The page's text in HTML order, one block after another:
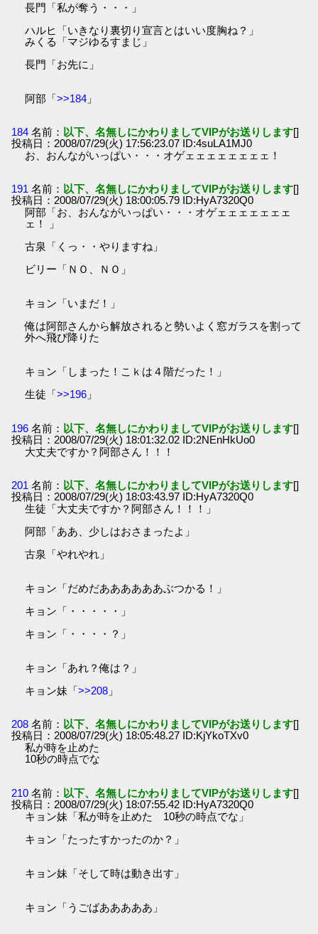
長門「私が奪う・・・」
ハルヒ「いきなり裏切り宣言とはいい度胸ね？」
みくる「マジゆるすまじ」
長門「お先に」
阿部「>>184 」
184 名前： 以下、名無しにかわりましてVIPがお送りします[]
投稿日：2008/07/29(火) 17:56:23.07 ID:4suLA1MJ0
お、おんながいっぱい・・・オゲェェェェェェェェ！
191 名前： 以下、名無しにかわりましてVIPがお送りします[]
投稿日：2008/07/29(火) 18:00:05.79 ID:HyA7320Q0
阿部「お、おんながいっぱい・・・オゲェェェェェェェ
ェ！ 」
古泉「くっ・・やりますね」
ビリー「ＮＯ、ＮＯ」
キョン「いまだ！」
俺は阿部さんから解放されると勢いよく窓ガラスを割って
外へ飛び降りた
キョン「しまった！こｋは４階だった！」
生徒「>>196 」
196 名前： 以下、名無しにかわりましてVIPがお送りします[]
投稿日：2008/07/29(火) 18:01:32.02 ID:2NEnHkUo0
大丈夫ですか？阿部さん！！！
201 名前： 以下、名無しにかわりましてVIPがお送りします[]
投稿日：2008/07/29(火) 18:03:43.97 ID:HyA7320Q0
生徒「大丈夫ですか？阿部さん！！！」
阿部「ああ、少しはおさまったよ」
古泉「やれやれ」
キョン「だめだああああああぶつかる！」
キョン「・・・・・」
キョン「・・・・？」
キョン「あれ？俺は？」
キョン妹「>>208 」
208 名前： 以下、名無しにかわりましてVIPがお送りします[]
投稿日：2008/07/29(火) 18:05:48.27 ID:KjYkoTXv0
私が時を止めた
10秒の時点でな
210 名前： 以下、名無しにかわりましてVIPがお送りします[]
投稿日：2008/07/29(火) 18:07:55.42 ID:HyA7320Q0
キョン妹「私が時を止めた 10秒の時点でな」
キョン「たったすかったのか？」
キョン妹「そして時は動き出す」
キョン「うごばあああああ」